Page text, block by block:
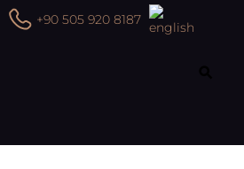
+90 505 920 8187